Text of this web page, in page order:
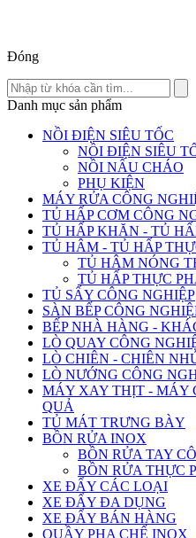
Đóng
Danh mục sản phẩm
NỒI ĐIỆN SIÊU TỐC
NỒI ĐIỆN SIÊU
NỒI NẤU CHÁO
PHỤ KIỆN
MÁY RỬA CÔNG
TỦ HẤP CƠM CÔNG
TỦ HẤP KHĂN - TỦ
TỦ HÂM - TỦ HẤP
TỦ HÂM NÓNG
TỦ HẤP THỰC
TỦ SẤY CÔNG NGHIỆP
SÀN BẾP CÔNG
BẾP NHÀ HÀNG -
LÒ QUAY CÔNG
LÒ CHIÊN - CHIÊN
LÒ NƯỚNG CÔNG
MÁY XAY THỊT - MÁY
QUẢ
TỦ MÁT TRƯNG BÀY
BỒN RỬA INOX
BỒN RỬA TAY
BỒN RỬA THỰC
XE ĐẨY CÁC LOẠI
XE ĐẨY ĐA DỤNG
XE ĐẨY BÁN HÀNG
QUẦY PHA CHẾ INOX